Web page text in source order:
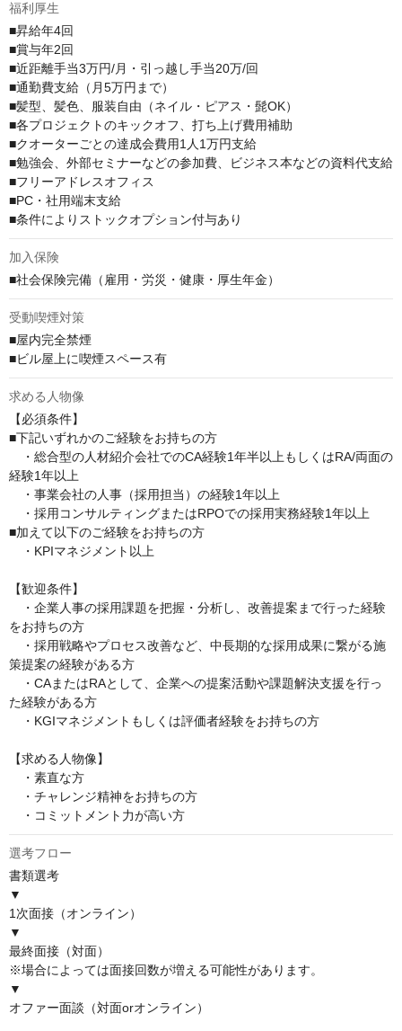
福利厚生
■昇給年4回
■賞与年2回
■近距離手当3万円/月・引っ越し手当20万/回
■通勤費支給（月5万円まで）
■髪型、髪色、服装自由（ネイル・ピアス・髭OK）
■各プロジェクトのキックオフ、打ち上げ費用補助
■クオーターごとの達成会費用1人1万円支給
■勉強会、外部セミナーなどの参加費、ビジネス本などの資料代支給
■フリーアドレスオフィス
■PC・社用端末支給
■条件によりストックオプション付与あり
加入保険
■社会保険完備（雇用・労災・健康・厚生年金）
受動喫煙対策
■屋内完全禁煙
■ビル屋上に喫煙スペース有
求める人物像
【必須条件】
■下記いずれかのご経験をお持ちの方
・総合型の人材紹介会社でのCA経験1年半以上もしくはRA/両面の
経験1年以上
・事業会社の人事（採用担当）の経験1年以上
・採用コンサルティングまたはRPOでの採用実務経験1年以上
■加えて以下のご経験をお持ちの方
・KPIマネジメント以上
【歓迎条件】
・企業人事の採用課題を把握・分析し、改善提案まで行った経験
をお持ちの方
・採用戦略やプロセス改善など、中長期的な採用成果に繋がる施
策提案の経験がある方
・CAまたはRAとして、企業への提案活動や課題解決支援を行っ
た経験がある方
・KGIマネジメントもしくは評価者経験をお持ちの方
【求める人物像】
・素直な方
・チャレンジ精神をお持ちの方
・コミットメント力が高い方
選考フロー
書類選考
▼
1次面接（オンライン）
▼
最終面接（対面）
※場合によっては面接回数が増える可能性があります。
▼
オファー面談（対面orオンライン）